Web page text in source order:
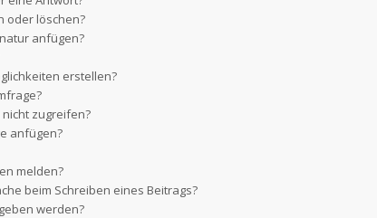
oder löschen?
anfügen?
erstellen?
zugreifen?
anfügen?
melden?
beim Schreiben eines Beitrags?
werden?